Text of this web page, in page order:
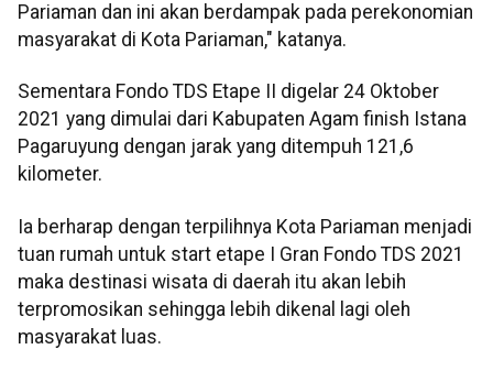
Pariaman dan ini akan berdampak pada perekonomian
masyarakat di Kota Pariaman," katanya.
Sementara Fondo TDS Etape II digelar 24 Oktober
2021 yang dimulai dari Kabupaten Agam finish Istana
Pagaruyung dengan jarak yang ditempuh 121,6
kilometer.
Ia berharap dengan terpilihnya Kota Pariaman menjadi
tuan rumah untuk start etape I Gran Fondo TDS 2021
maka destinasi wisata di daerah itu akan lebih
terpromosikan sehingga lebih dikenal lagi oleh
masyarakat luas.